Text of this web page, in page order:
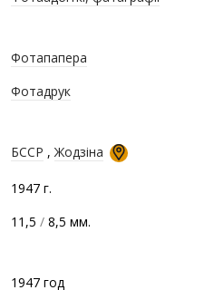
Фотапапера
Фотадрук
БССР ,Жодзіна
1947 г.
11,5 / 8,5 мм.
1947 год